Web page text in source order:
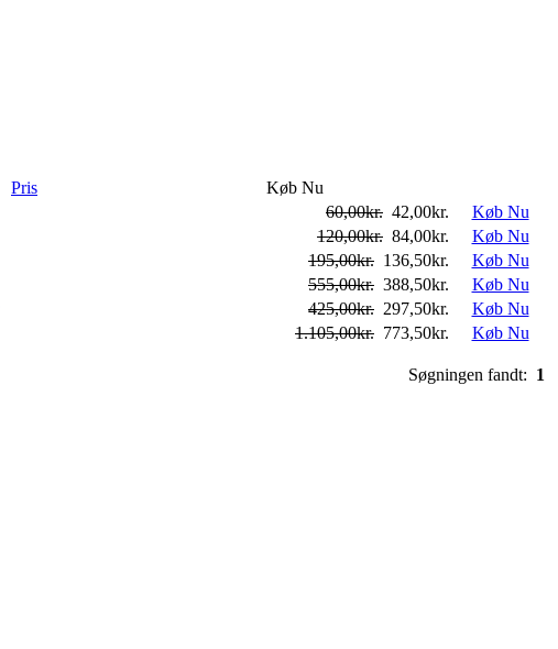
Pris
Køb Nu
60,00kr. 42,00kr.
Køb Nu
120,00kr. 84,00kr.
Køb Nu
195,00kr. 136,50kr.
Køb Nu
555,00kr. 388,50kr.
Køb Nu
425,00kr. 297,50kr.
Køb Nu
1.105,00kr. 773,50kr. Køb Nu
Søgningen fandt: 1